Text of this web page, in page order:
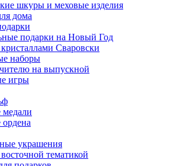
шкуры и меховые изделия
дома
подарки на Новый Год
Сваровски
наборы
на выпускной
игры
украшения
тематикой